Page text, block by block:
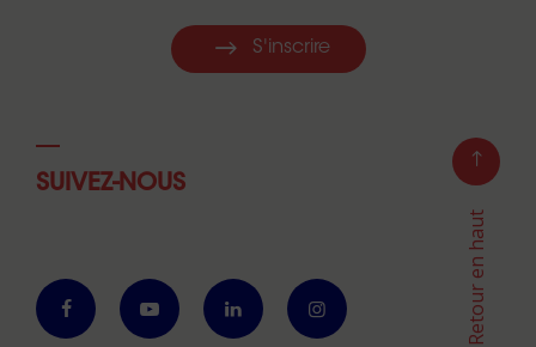
S'inscrire
SUIVEZ-NOUS
Retour en haut